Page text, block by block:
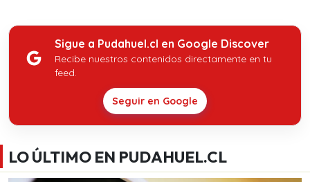
Sigue a Pudahuel.cl en Google Discover
Recibe nuestros contenidos directamente en tu
feed.
Seguir en Google
LO ÚLTIMO EN PUDAHUEL.CL